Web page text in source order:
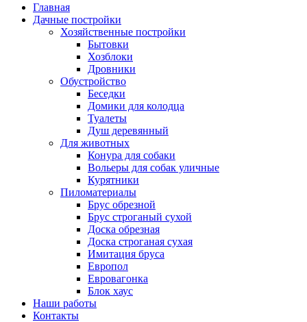
Главная
Дачные постройки
Хозяйственные постройки
Бытовки
Хозблоки
Дровники
Обустройство
Беседки
Домики для колодца
Туалеты
Душ деревянный
Для животных
Конура для собаки
Вольеры для собак уличные
Курятники
Пиломатериалы
Брус обрезной
Брус строганый сухой
Доска обрезная
Доска строганая сухая
Имитация бруса
Европол
Евровагонка
Блок хаус
Наши работы
Контакты